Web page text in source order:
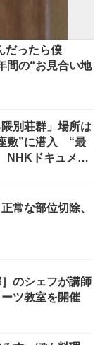
だったら僕
間の“お見合い地
別荘群」場所は
敷”に潜入 “最
NHKドキュメン
常な部位切除、
のシェフが講師
ツ教室を開催